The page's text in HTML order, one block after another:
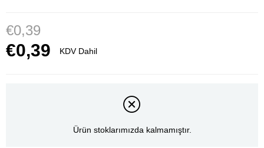
€0,39
KDV Dahil
€0,39
Ürün stoklarımızda kalmamıştır.